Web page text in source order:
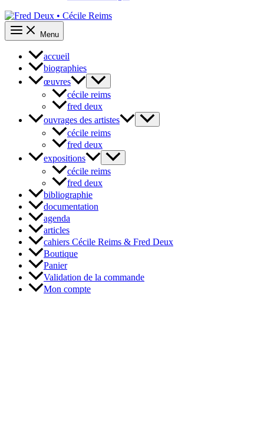
Menu
accueil
biographies
œuvres
cécile reims
fred deux
ouvrages des artistes
cécile reims
fred deux
expositions
cécile reims
fred deux
bibliographie
documentation
agenda
articles
cahiers Cécile Reims & Fred Deux
Boutique
Panier
Validation de la commande
Mon compte